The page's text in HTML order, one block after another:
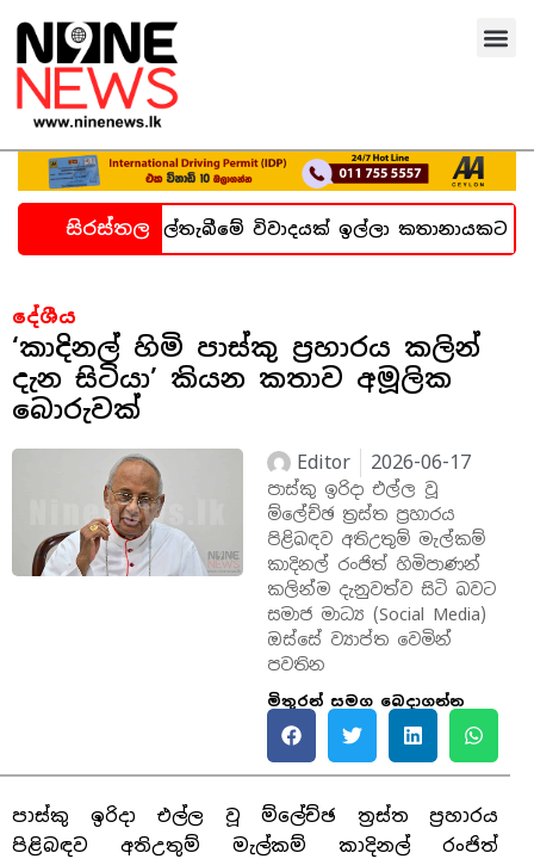
සිරස්තල
හදිසි කල්තැබීමේ විවාදයක් ඉල්ලා කතානායකට ලිපියක්
දේශීය
‘කාදිනල් හිමි පාස්කු ප්‍රහාරය කලින්
දැන සිටියා’ කියන කතාව අමූලික
බොරුවක්
Editor 2026-06-17
පාස්කු ඉරිදා එල්ල වූ
ම්ලේච්ඡ ත්‍රස්ත ප්‍රහාරය
පිළිබඳව අතිඋතුම් මැල්කම්
කාදිනල් රංජිත් හිමිපාණන්
කලින්ම දැනුවත්ව සිටි බවට
සමාජ මාධ්‍ය (Social Media)
ඔස්සේ ව්‍යාප්ත වෙමින්
පවතින
මිතුරන් සමග බෙදාගන්න
පාස්කු ඉරිදා එල්ල වූ ම්ලේච්ඡ ත්‍රස්ත ප්‍රහාරය
පිළිබඳව අතිඋතුම් මැල්කම් කාදිනල් රංජිත්